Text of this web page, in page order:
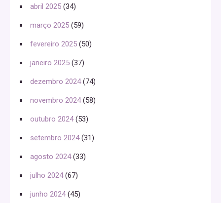
abril 2025 (34)
março 2025 (59)
fevereiro 2025 (50)
janeiro 2025 (37)
dezembro 2024(74)
novembro 2024(58)
outubro 2024(53)
setembro 2024(31)
agosto 2024(33)
julho 2024(67)
junho 2024(45)